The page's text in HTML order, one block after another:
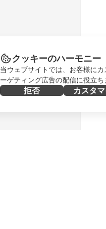
クッキーのハーモニー
当ウェブサイトでは、お客様に
ーゲティング広告の配信に役立
拒否 カスタ